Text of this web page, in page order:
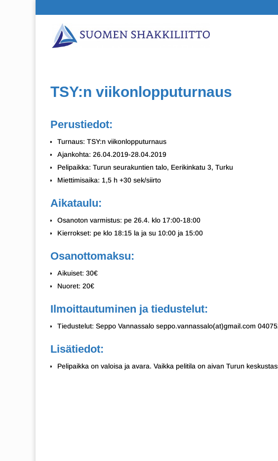
TSY:n viikonlopputurnaus
Perustiedot:
Turnaus: TSY:n viikonlopputurnaus
Ajankohta: 26.04.2019-28.04.2019
Pelipaikka: Turun seurakuntien talo, Eerikinkatu 3, Turku
Miettimisaika: 1,5 h +30 sek/siirto
Aikataulu:
Osanoton varmistus: pe 26.4. klo 17:00-18:00
Kierrokset: pe klo 18:15 la ja su 10:00 ja 15:00
Osanottomaksu:
Aikuiset: 30€
Nuoret: 20€
Ilmoittautuminen ja tiedustelut:
Tiedustelut: Seppo Vannassalo seppo.vannassalo(at)gmail.com
Lisätiedot:
Pelipaikka on valoisa ja avara. Vaikka pelitila on aivan Turun